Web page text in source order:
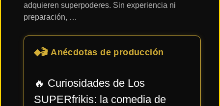
Acción
adquieren superpoderes. Sin experiencia ni
preparación, …
🎬 Anécdotas de producción
🔥 Curiosidades de Los
SUPERfrikis: la comedia de